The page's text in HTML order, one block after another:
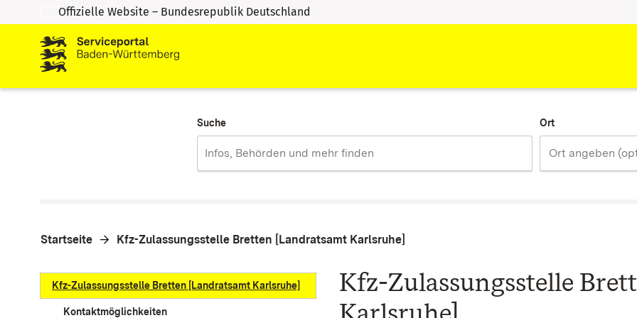
Zum Inhalt springen
Zur Suche springen
Offizielle Website – Bundesrepublik Deutschland
Suche Ort
Startseite Kfz-Zulassungsstelle Bretten [Landratsamt Karlsruhe]
Kfz-Zulassungsstelle Bretten [Landratsamt Karlsruhe]
Kontaktmöglichkeiten
Kfz-Zulassungsstelle